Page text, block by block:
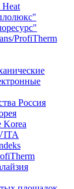
Heat
ProfiTherm
Россия
Korea